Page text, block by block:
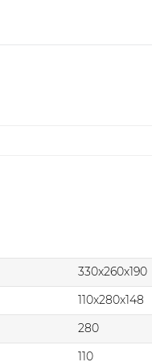
330x260x190
110x280x148
280
110